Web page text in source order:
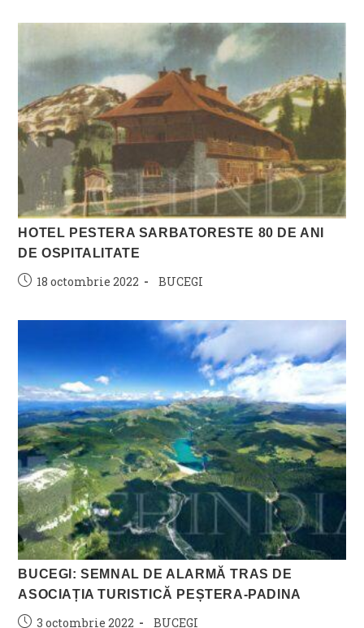
HOTEL PESTERA SARBATORESTE 80 DE ANI
DE OSPITALITATE
Post18 octombrie 2022
Post
BUCEGI
BUCEGI: SEMNAL DE ALARMĂ TRAS DE
ASOCIAȚIA TURISTICĂ PEȘTERA-PADINA
Post3 octombrie 2022
Post
BUCEGI